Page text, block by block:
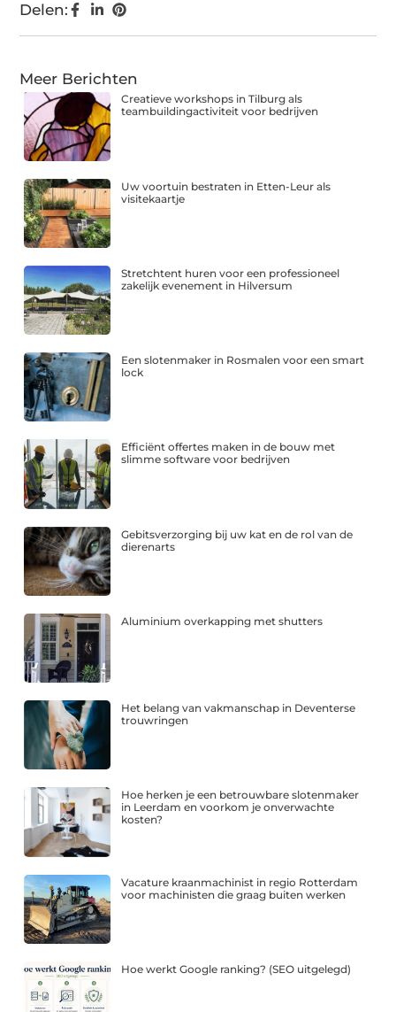
Delen:
Meer Berichten
Creatieve workshops in Tilburg als
teambuildingactiviteit voor bedrijven
Uw voortuin bestraten in Etten-Leur als
visitekaartje
Stretchtent huren voor een professioneel
zakelijk evenement in Hilversum
Een slotenmaker in Rosmalen voor een smart
lock
Efficiënt offertes maken in de bouw met
slimme software voor bedrijven
Gebitsverzorging bij uw kat en de rol van de
dierenarts
Aluminium overkapping met shutters
Het belang van vakmanschap in Deventerse
trouwringen
Hoe herken je een betrouwbare slotenmaker
in Leerdam en voorkom je onverwachte
kosten?
Vacature kraanmachinist in regio Rotterdam
voor machinisten die graag buiten werken
Hoe werkt Google ranking? (SEO uitgelegd)